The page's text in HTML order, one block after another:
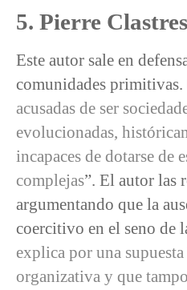
5. Pierre Clastres
Este autor sale en
comunidades primitivas.
acusadas de ser
evolucionadas,
incapaces de dotarse de
complejas”. El autor las
argumentando que la
coercitivo en el seno de
explica por una
organizativa y que